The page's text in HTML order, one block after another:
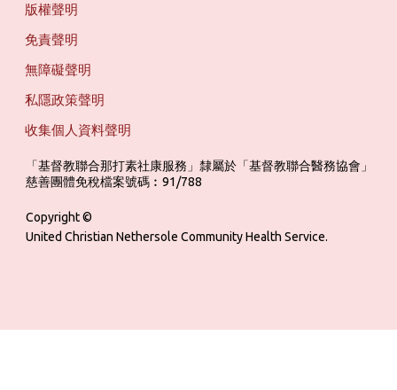
版權聲明
免責聲明
無障礙聲明
私隱政策聲明
收集個人資料聲明
「基督教聯合那打素社康服務」隸屬於「基督教聯合醫務協會」
慈善團體免稅檔案號碼︰91/788
Copyright ©
United Christian Nethersole Community Health Service.